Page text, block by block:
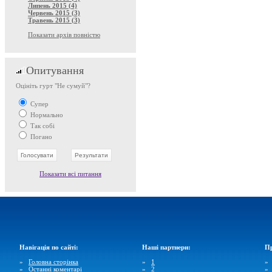
Липень 2015 (4)
Червень 2015 (3)
Травень 2015 (3)
Показати архів повністю
Опитування
Оцініть гурт "Не сумуй"?
Супер
Нормально
Так собі
Погано
Показати всі питання
Навігація по сайті:
» Головна сторінка
» Останні коментарі
Наші партнери:
» 1
» 2
»
»